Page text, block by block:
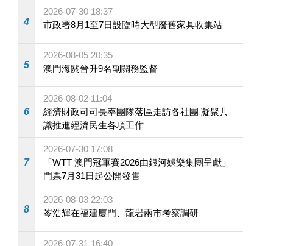
4
2026-07-30 18:37
市政署8月1至7日設臨時大型廢舊家具收集站
5
2026-08-05 20:35
澳門海關晉升9名副關務監督
6
2026-08-02 11:04
經濟財政司司長率團隊落區走訪各社團 凝聚共
識推進經濟民生各項工作
7
2026-07-30 17:08
「WTT 澳門冠軍賽2026由銀河娛樂集團呈獻」
門票7月31日起公開發售
8
2026-08-03 22:03
岑浩輝在福建廈門、龍岩兩市考察調研
2026-07-31 16:40